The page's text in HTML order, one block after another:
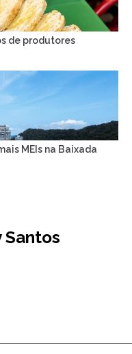
de produtores
MEIs na Baixada
Santos